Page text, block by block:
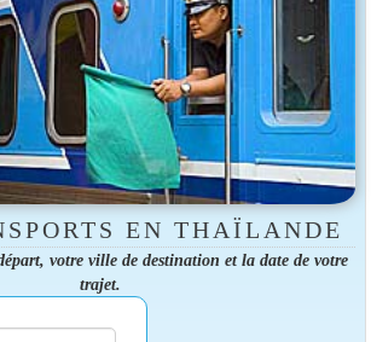
EN THAÏLANDE
votre ville de destination et la date de votre
trajet.